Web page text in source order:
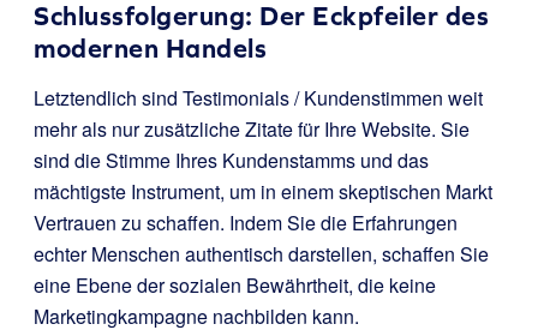
Schlussfolgerung: Der Eckpfeiler des
modernen Handels
Letztendlich sind Testimonials / Kundenstimmen weit
mehr als nur zusätzliche Zitate für Ihre Website. Sie
sind die Stimme Ihres Kundenstamms und das
mächtigste Instrument, um in einem skeptischen Markt
Vertrauen zu schaffen. Indem Sie die Erfahrungen
echter Menschen authentisch darstellen, schaffen Sie
eine Ebene der sozialen Bewährtheit, die keine
Marketingkampagne nachbilden kann.